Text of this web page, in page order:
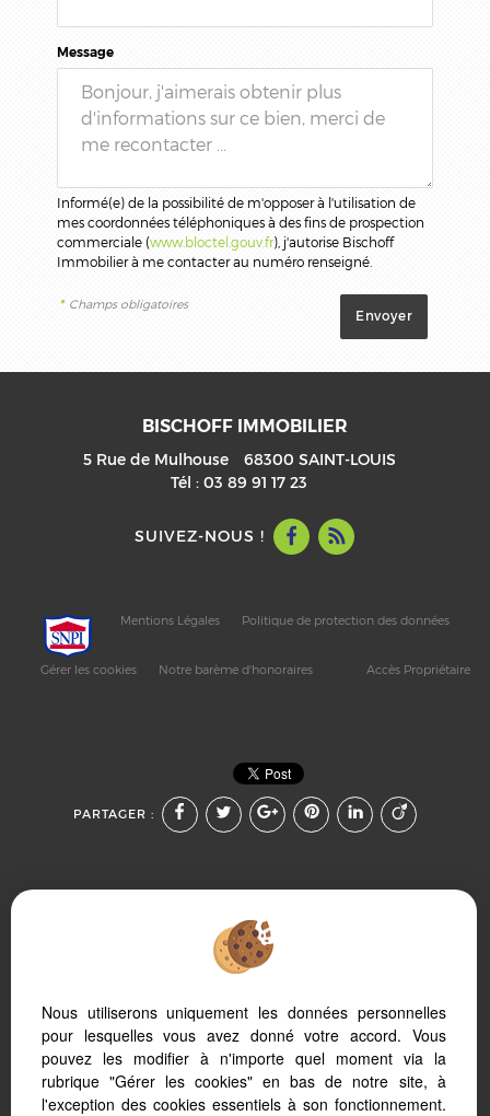
Message
Informé(e) de la possibilité de m'opposer à l'utilisation de
mes coordonnées téléphoniques à des fins de prospection
commerciale (www.bloctel.gouv.fr), j'autorise Bischoff
Immobilier à me contacter au numéro renseigné.
* Champs obligatoires
BISCHOFF IMMOBILIER
5 Rue de Mulhouse 68300 SAINT-LOUIS
Tél :03 89 91 17 23
SUIVEZ-NOUS !
Mentions Légales Politique de protection des données
Gérer les cookies Notre barème d'honoraires Accès Propriétaire
PARTAGER :
votre PC, votre tablette ou votre smartphone, notre site
s’adapte automatiquement aux différents types d'écrans
Nous utiliserons uniquement les données personnelles
pour lesquelles vous avez donné votre accord. Vous
pouvez les modifier à n'importe quel moment via la
rubrique "Gérer les cookies" en bas de notre site, à
l'exception des cookies essentiels à son fonctionnement.